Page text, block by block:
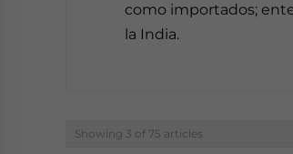
como importados;
la India.
Showing 3 of 75 articles